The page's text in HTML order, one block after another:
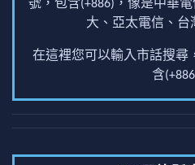
號，包含(+886)，像是中華
大、亞太電信、台
在這裡您可以輸入市話搜尋
含